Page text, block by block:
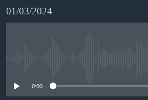
chínhTỰ DO BÁO CHÍ
KINH TẾ
CHUYÊN ĐỀ
MỘT NĂM CHIẾN TRANH TẠI DẢI
01/03/2024
0:00